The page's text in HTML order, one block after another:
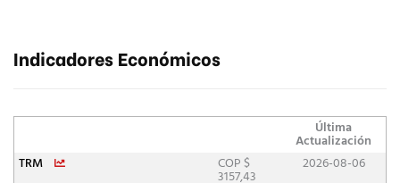
Indicadores Económicos